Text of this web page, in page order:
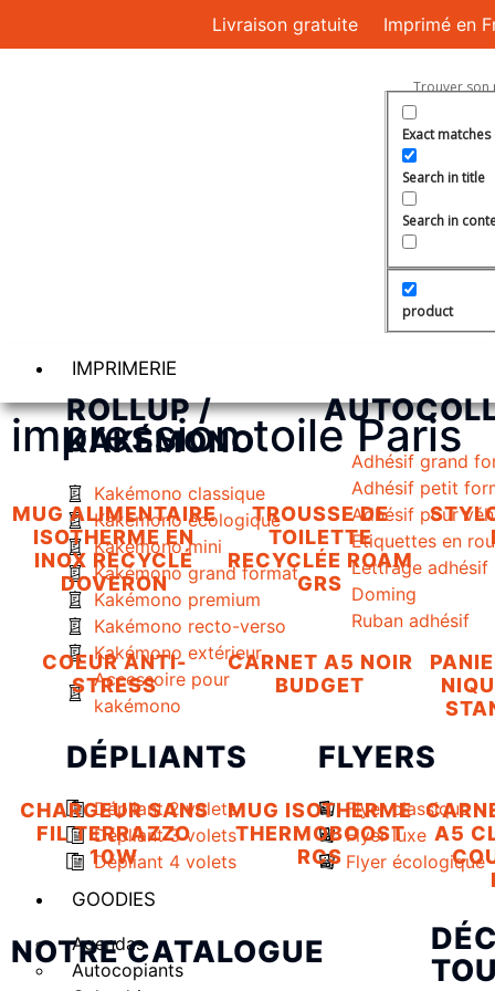
Livraison gratuite Imprimé en
Exact
Search in title
Search in
product
IMPRIMERIE
ROLLUP /
KAKÉMONO
Kakémono classique
Kakémono écologique
Kakémono mini
Kakémono grand format
Kakémono premium
Kakémono recto-verso
Kakémono extérieur
Accessoire pour
kakémono
Adhésif grand
Adhésif petit
Adhésif pour
Etiquettes en
Lettrage adhésif
Doming
Ruban adhésif
DÉPLIANTS
Dépliant 2 volets
Dépliant 3 volets
Dépliant 4 volets
FLYERS
Flyer classique
Flyer luxe
Flyer écologique
GOODIES
Agendas
Autocopiants
impression toile Paris
MUG ALIMENTAIRE
ISOTHERME EN
INOX RECYCLÉ
DOVERON
TROUSSE DE
TOILETTE
RECYCLÉE ROAM
GRS
COEUR ANTI-
STRESS
CARNET A5 NOIR
BUDGET
CHARGEUR SANS
FIL TERRAZZO
10W
MUG ISOTHERME
THERMOBOOST
RCS
A5
NOTRE CATALOGUE